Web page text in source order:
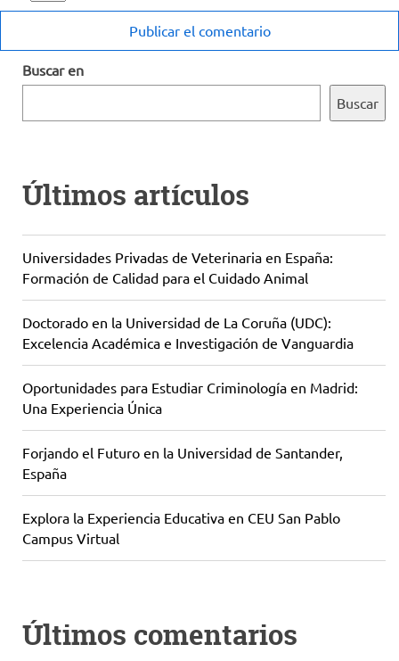
Buscar en
Buscar
Últimos artículos
Universidades Privadas de Veterinaria en España:
Formación de Calidad para el Cuidado Animal
Doctorado en la Universidad de La Coruña (UDC):
Excelencia Académica e Investigación de Vanguardia
Oportunidades para Estudiar Criminología en Madrid:
Una Experiencia Única
Forjando el Futuro en la Universidad de Santander,
España
Explora la Experiencia Educativa en CEU San Pablo
Campus Virtual
Últimos comentarios